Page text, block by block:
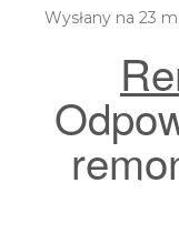
Wysłany na 23